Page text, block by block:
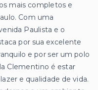
mais completos e
Com uma
Paulista e o
por sua excelente
e por ser um polo
Clementino é estar
e qualidade de vida.